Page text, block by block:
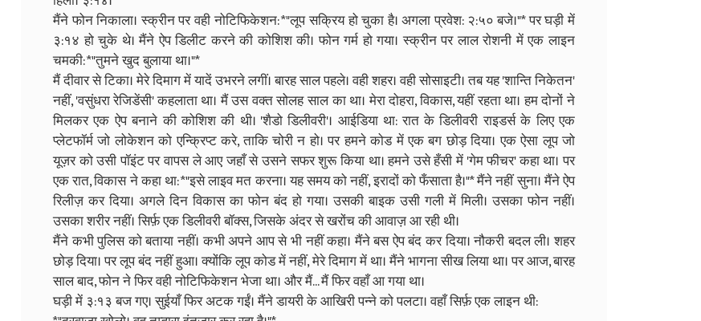
मैंने फोन निकाला। स्क्रीन पर वही नोटिफिकेशन: *"लूप सक्रिय हो चुका है। अगला प्रवेश: २:५० बजे।"* पर घड़ी में
३:१४ हो चुके थे। मैंने ऐप डिलीट करने की कोशिश की। फोन गर्म हो गया। स्क्रीन पर लाल रोशनी में एक लाइन
चमकी: *"तुमने खुद बुलाया था।"*
मैं दीवार से टिका। मेरे दिमाग में यादें उभरने लगीं। बारह साल पहले। वही शहर। वही सोसाइटी। तब यह 'शान्ति निकेतन'
नहीं, 'वसुंधरा रेजिडेंसी' कहलाता था। मैं उस वक्त सोलह साल का था। मेरा दोहरा, विकास, यहीं रहता था। हम दोनों ने
मिलकर एक ऐप बनाने की कोशिश की थी। 'शैडो डिलीवरी'। आईडिया था: रात के डिलीवरी राइडर्स के लिए एक
प्लेटफॉर्म जो लोकेशन को एन्क्रिप्ट करे, ताकि चोरी न हो। पर हमने कोड में एक बग छोड़ दिया। एक ऐसा लूप जो
यूज़र को उसी पॉइंट पर वापस ले आए जहाँ से उसने सफर शुरू किया था। हमने उसे हँसी में 'गेम फीचर' कहा था। पर
एक रात, विकास ने कहा था: *"इसे लाइव मत करना। यह समय को नहीं, इरादों को फँसाता है।"* मैंने नहीं सुना। मैंने ऐप
रिलीज़ कर दिया। अगले दिन विकास का फोन बंद हो गया। उसकी बाइक उसी गली में मिली। उसका फोन नहीं।
उसका शरीर नहीं। सिर्फ़ एक डिलीवरी बॉक्स, जिसके अंदर से खरोंच की आवाज़ आ रही थी।
मैंने कभी पुलिस को बताया नहीं। कभी अपने आप से भी नहीं कहा। मैंने बस ऐप बंद कर दिया। नौकरी बदल ली। शहर
छोड़ दिया। पर लूप बंद नहीं हुआ। क्योंकि लूप कोड में नहीं, मेरे दिमाग में था। मैंने भागना सीख लिया था। पर आज, बारह
साल बाद, फोन ने फिर वही नोटिफिकेशन भेजा था। और मैं... मैं फिर वहाँ आ गया था।
घड़ी में ३:१३ बज गए। सुईयाँ फिर अटक गईं। मैंने डायरी के आखिरी पन्ने को पलटा। वहाँ सिर्फ़ एक लाइन थी: